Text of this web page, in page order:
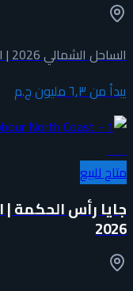
الساحل الشمالي 2026 | القرى والأسعار ودليل الشراء
يبدأ من٦٫٣ مليون ج.م
سكني
متاح للبيع
جايا رأس الحكمة |
2026